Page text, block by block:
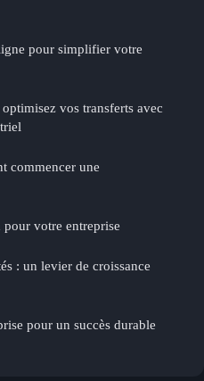
pour simplifier votre
vos transferts avec
commencer une
votre entreprise
: un levier de croissance
pour un succès durable